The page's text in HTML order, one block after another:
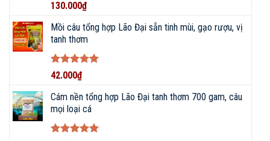
Được xếp
5
sao
130.000₫
Mồi câu tổng hợp Lão Đại sẵn tinh mùi, gạo rượu, vị
tanh thơm
Được xếp
55
sao
42.000₫
Cám nền tổng hợp Lão Đại tanh thơm 700 gam, câu
mọi loại cá